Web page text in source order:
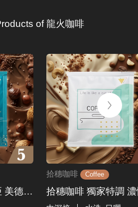
of 龍火咖啡
拾穗咖啡 哥倫比亞 美德琳 濾掛式咖啡
拾穗咖啡 Coffee